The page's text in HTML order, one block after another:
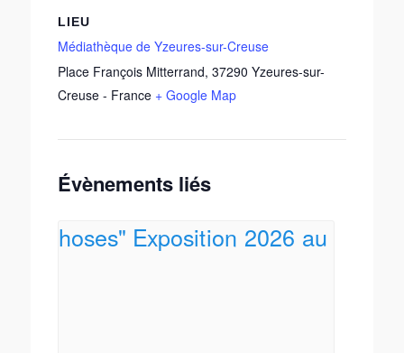
LIEU
Médiathèque de Yzeures-sur-Creuse
Place François Mitterrand, 37290 Yzeures-sur-
Creuse - France + Google Map
Évènements liés